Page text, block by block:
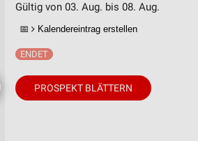
Gültig von 03. Aug. bis 08. Aug.
📅 Kalendereintrag erstellen
PROSPEKT BLÄTTERN